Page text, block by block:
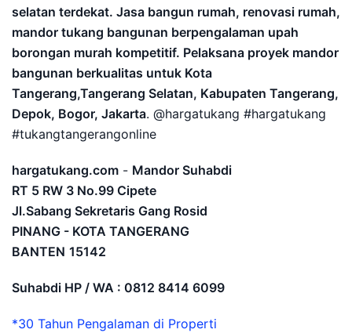
selatan terdekat. Jasa bangun rumah, renovasi rumah,
mandor tukang bangunan berpengalaman upah
borongan murah kompetitif. Pelaksana proyek mandor
bangunan berkualitas untuk Kota
Tangerang,Tangerang Selatan, Kabupaten Tangerang,
Depok, Bogor, Jakarta. @hargatukang #hargatukang
#tukangtangerangonline
hargatukang.com - Mandor Suhabdi
RT 5 RW 3 No.99 Cipete
Jl.Sabang Sekretaris Gang Rosid
PINANG - KOTA TANGERANG
BANTEN 15142
Suhabdi HP / WA : 0812 8414 6099
*30 Tahun Pengalaman di Properti